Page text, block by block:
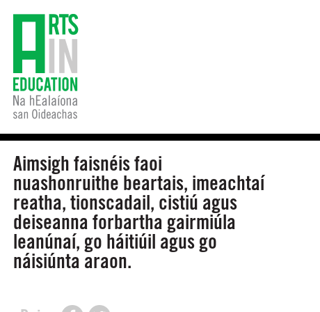
Aimsigh faisnéis faoi
nuashonruithe beartais, imeachtaí
reatha, tionscadail, cistiú agus
deiseanna forbartha gairmiúla
leanúnaí, go háitiúil agus go
náisiúnta araon.